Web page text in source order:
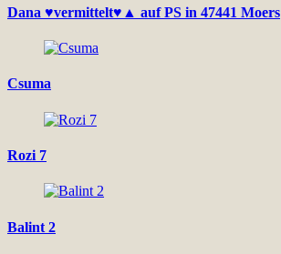
Dana ♥vermittelt♥▲ auf PS in 47441 Moers
Csuma
Rozi 7
Balint 2